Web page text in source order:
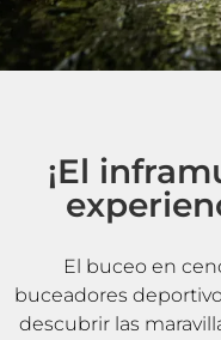
¡El
El buceo en
buceadores
descubrir las